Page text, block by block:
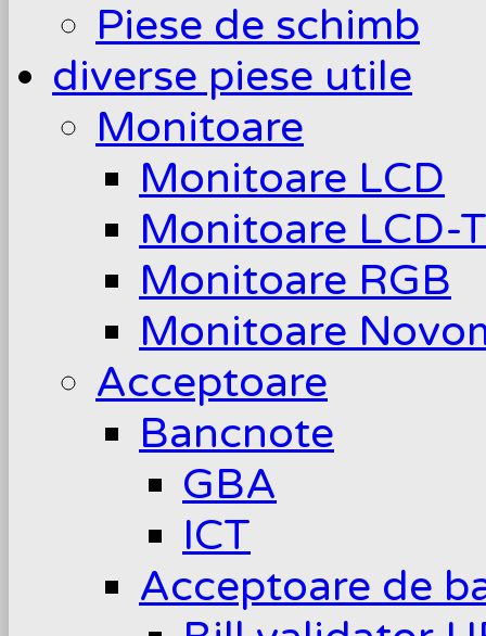
Piese de schimb
diverse piese utile
Monitoare
Monitoare LCD
Monitoare LCD-
Monitoare RGB
Monitoare
Acceptoare
Bancnote
GBA
ICT
Acceptoare de